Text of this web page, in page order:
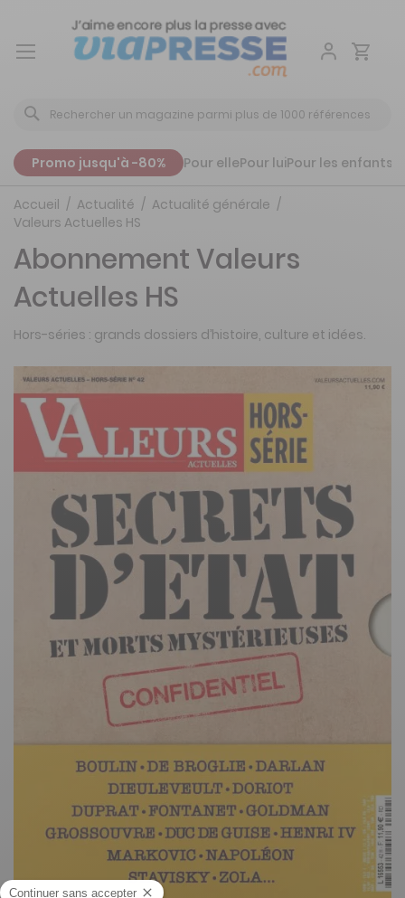
Aller
Promo jusqu'à -80% Pour ellePour luiPour les enfants
Accueil Actualité
Actualité générale
Valeurs Actuelles HS
Abonnement Valeurs
Actuelles HS
Hors-séries : grands dossiers d’histoire, culture et idées.